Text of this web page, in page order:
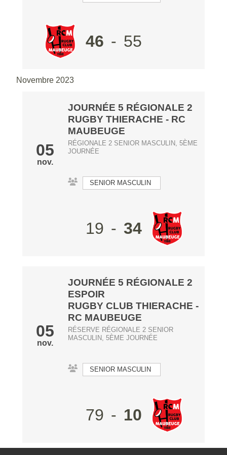
46 - 55
Novembre 2023
05
nov.
JOURNÉE 5 RÉGIONALE 2
RUGBY THIERACHE - RC
MAUBEUGE
RÉGIONALE 2 SENIOR MASCULIN, 5ÈME
JOURNÉE
SENIOR MASCULIN
19 - 34
05
nov.
JOURNÉE 5 RÉGIONALE 2
ESPOIR
RUGBY CLUB THIERACHE -
RC MAUBEUGE
RÉSERVE RÉGIONALE 2 SENIOR
MASCULIN, 5ÈME JOURNÉE
SENIOR MASCULIN
79 - 10